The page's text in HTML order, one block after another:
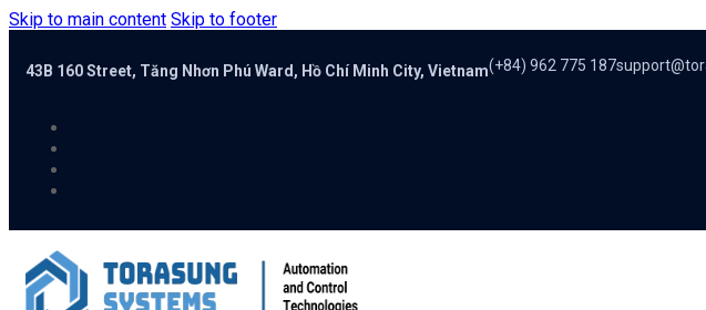
Skip to main content Skip to footer
43B 160 Street, Tăng Nhơn Phú Ward, Hồ Chí Minh City, Vietnam(+84) 962 775 187